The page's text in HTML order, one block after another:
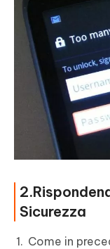
Sicurezza
Come in